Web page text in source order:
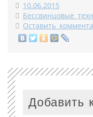
10.06.2015
Бессвинцовые
Оставить
Добавить